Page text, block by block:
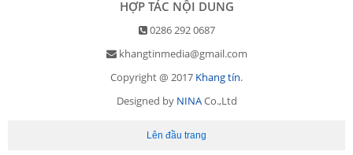
HỢP TÁC NỘI DUNG
0286 292 0687
khangtinmedia@gmail.com
Copyright @ 2017 Khang tín.
Designed by NINACo.,Ltd
Lên đầu trang